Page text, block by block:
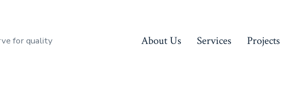
for quality About Us Services Projects